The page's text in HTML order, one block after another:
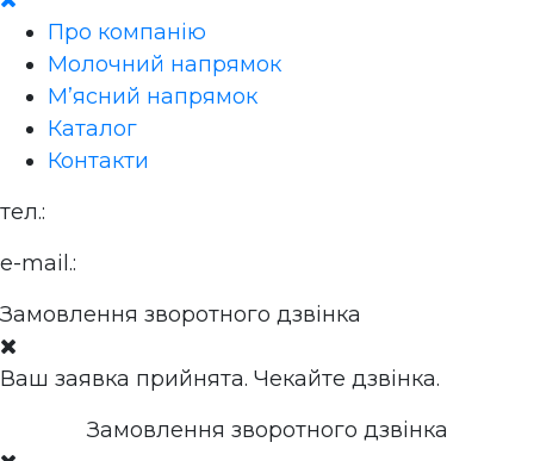
Про компанію
Молочний напрямок
М’ясний напрямок
Каталог
Контакти
тел.:
e-mail.:
Замовлення зворотного дзвінка
Ваш заявка прийнята. Чекайте дзвінка.
Замовлення зворотного дзвінка